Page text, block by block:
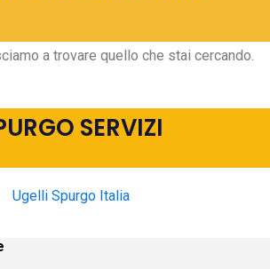
a trovare quello che stai cercando.
SERVIZI
Ugelli Spurgo Italia